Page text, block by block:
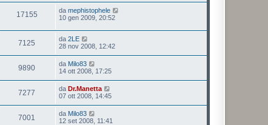
17155 da mephistophele
10 gen 2009, 20:52
7125 da 2LE
28 nov 2008, 12:42
9890 da Milo83
14 ott 2008, 17:25
7277 da Dr.Manetta
07 ott 2008, 14:45
7001 da Milo83
12 set 2008, 11:41